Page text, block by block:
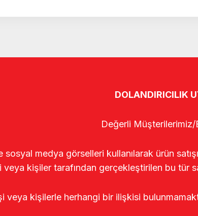
DOLANDIRICILIK
Değerli Müşterilerimiz/
sosyal medya görselleri kullanılarak ürün
kişiler tarafından gerçekleştirilen bu tür
veya kişilerle herhangi bir ilişkisi